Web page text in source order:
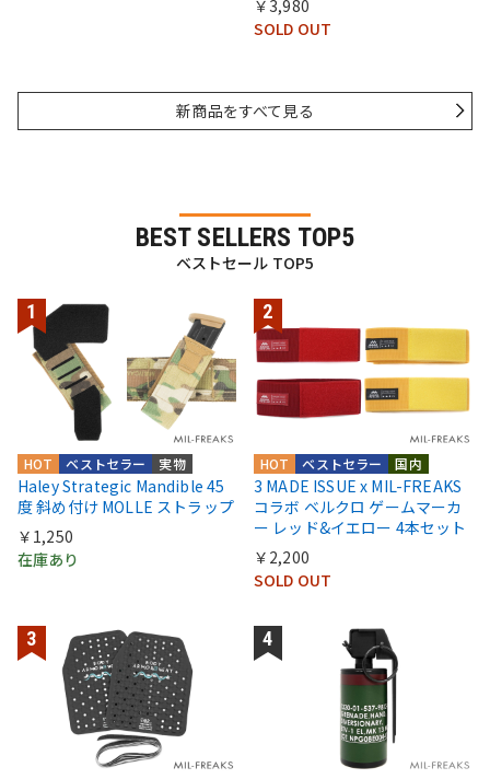
￥3,980
SOLD OUT
新商品をすべて見る
BEST SELLERS TOP5
ベストセール TOP5
実物
ベストセラー
HOT
Haley Strategic Mandible 45
度 斜め付け MOLLE ストラップ
￥1,250
在庫あり
国内
ベストセラー
HOT
3 MADE ISSUE x MIL-FREAKS
コラボ ベルクロ ゲームマーカ
ー レッド&イエロー 4本セット
￥2,200
SOLD OUT